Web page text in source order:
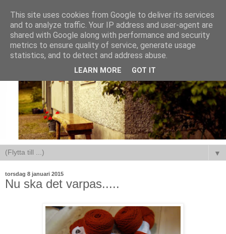
▼
torsdag 8 januari 2015
Nu ska det varpas.....
This site uses cookies from Google to deliver its services
and to analyze traffic. Your IP address and user-agent are
shared with Google along with performance and security
metrics to ensure quality of service, generate usage
statistics, and to detect and address abuse.
LEARN MORE GOT IT